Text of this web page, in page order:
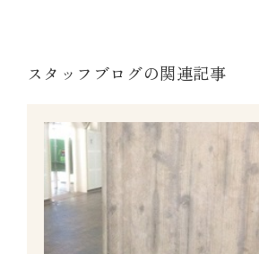
スタッフブログの関連記事